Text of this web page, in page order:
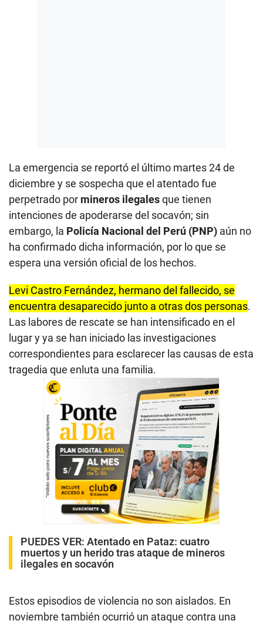
La emergencia se reportó el último martes 24 de
diciembre y se sospecha que el atentado fue
perpetrado por mineros ilegalesque tienen
intenciones de apoderarse del socavón; sin
embargo, la Policía Nacional del Perú (PNP) aún no
ha confirmado dicha información, por lo que se
espera una versión oficial de los hechos.
Levi Castro Fernández, hermano del fallecido, se
encuentra desaparecido junto a otras dos personas.
Las labores de rescate se han intensificado en el
lugar y ya se han iniciado las investigaciones
correspondientes para esclarecer las causas de esta
tragedia que enluta una familia.
PUEDES VER: Atentado en Pataz: cuatro
muertos y un herido tras ataque de mineros
ilegales en socavón
Estos episodios de violencia no son aislados. En
noviembre también ocurrió un ataque contra una